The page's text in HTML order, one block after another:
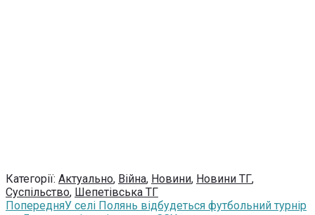
Категорії: Актуально, Війна, Новини, Новини ТГ,
Суспільство, Шепетівська ТГ
ПопередняУ селі Полянь відбудеться футбольний турнір